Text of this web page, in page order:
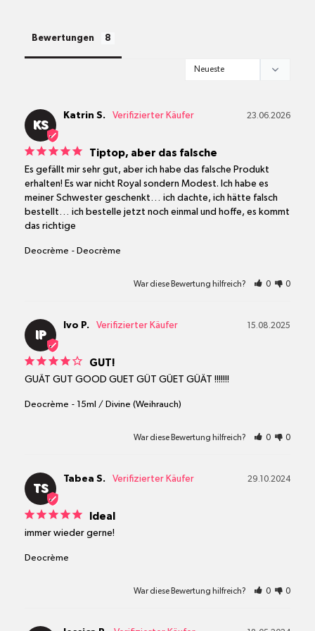
Bewertungen
KS
23.06.2026
Katrin S.
Tiptop, aber das falsche
Es gefällt mir sehr gut, aber ich habe das falsche Produkt
erhalten! Es war nicht Royal sondern Modest. Ich habe es
meiner Schwester geschenkt… ich dachte, ich hätte falsch
bestellt… ich bestelle jetzt noch einmal und hoffe, es kommt
das richtige
Deocrème Deocrème
War diese Bewertung hilfreich? 0 0
IP
15.08.2025
Ivo P.
GUT!
GUÄT GUT GOOD GUET GÜT GÜET GÜÄT !!!!!!!
Deocrème 15ml / Divine (Weihrauch)
War diese Bewertung hilfreich? 0 0
TS
29.10.2024
Tabea S.
Ideal
immer wieder gerne!
Deocrème
War diese Bewertung hilfreich? 0 0